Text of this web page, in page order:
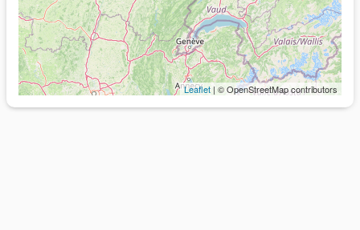
Leaflet | © OpenStreetMap contributors